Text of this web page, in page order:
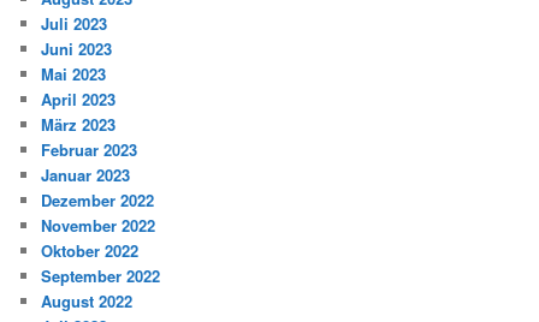
Juli 2023
Juni 2023
Mai 2023
April 2023
März 2023
Februar 2023
Januar 2023
Dezember 2022
November 2022
Oktober 2022
September 2022
August 2022